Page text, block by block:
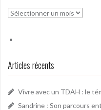
Archives
Articles récents
Vivre avec un TDAH : le
Sandrine : Son parcours